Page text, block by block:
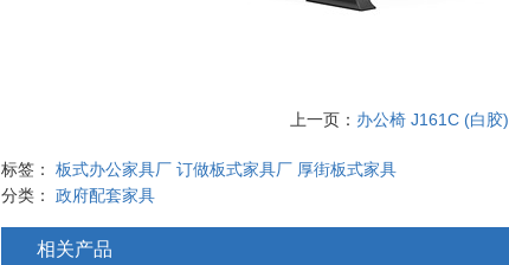
上一页： 办公椅 J161C (白胶)
标签： 板式办公家具厂 订做板式家具厂 厚街板式家具
分类： 政府配套家具
相关产品